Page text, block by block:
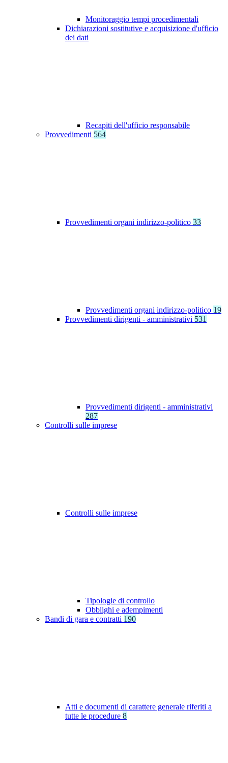
Monitoraggio tempi procedimentali
Dichiarazioni sostitutive e acquisizione d'ufficio
dei dati
Recapiti dell'ufficio responsabile
Provvedimenti 564
Provvedimenti organi indirizzo-politico 33
Provvedimenti organi indirizzo-politico 19
Provvedimenti dirigenti - amministrativi 531
Provvedimenti dirigenti - amministrativi
287
Controlli sulle imprese
Controlli sulle imprese
Tipologie di controllo
Obblighi e adempimenti
Bandi di gara e contratti 190
Atti e documenti di carattere generale riferiti a
tutte le procedure 8